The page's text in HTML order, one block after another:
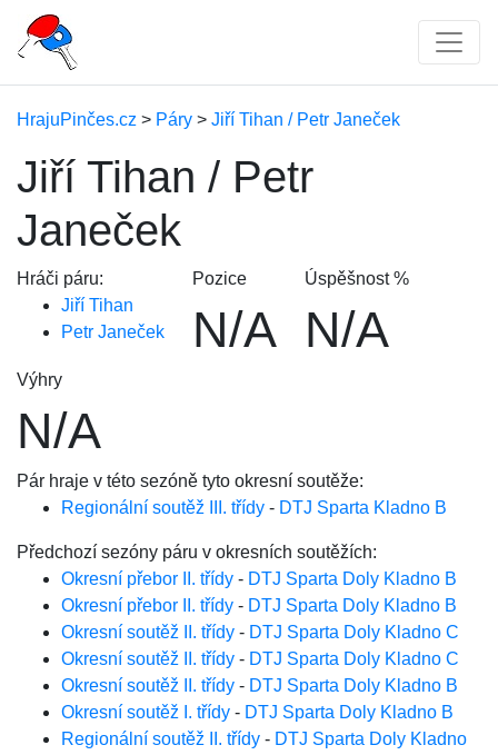
HrajuPinčes.cz > Páry > Jiří Tihan / Petr Janeček
Jiří Tihan / Petr
Janeček
Hráči páru:
Jiří Tihan
Petr Janeček
Pozice
N/A
Úspěšnost %
N/A
Výhry
N/A
Pár hraje v této sezóně tyto okresní soutěže:
Regionální soutěž III. třídy - DTJ Sparta Kladno B
Předchozí sezóny páru v okresních soutěžích:
Okresní přebor II. třídy - DTJ Sparta Doly Kladno B
Okresní přebor II. třídy - DTJ Sparta Doly Kladno B
Okresní soutěž II. třídy - DTJ Sparta Doly Kladno C
Okresní soutěž II. třídy - DTJ Sparta Doly Kladno C
Okresní soutěž II. třídy - DTJ Sparta Doly Kladno B
Okresní soutěž I. třídy - DTJ Sparta Doly Kladno B
Regionální soutěž II. třídy - DTJ Sparta Doly Kladno